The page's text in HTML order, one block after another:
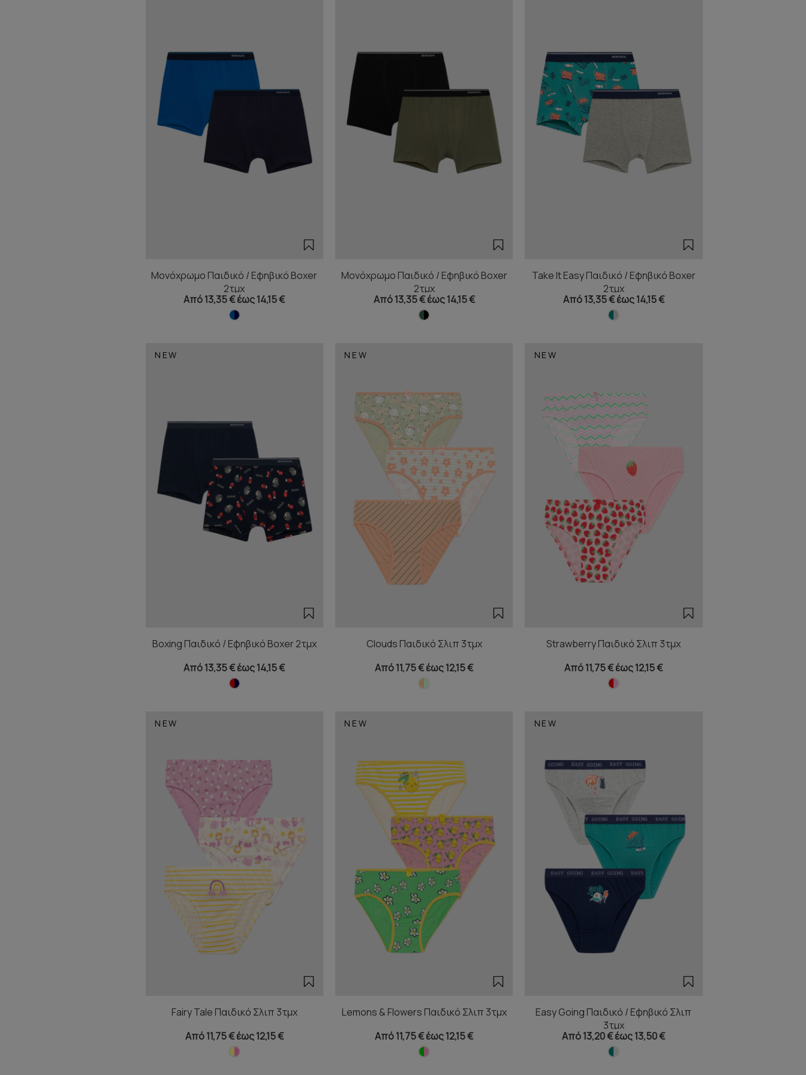
Μονόχρωμο Παιδικό / Εφηβικό Boxer
2τμχ
Από 13,35 € έως 14,15 €
Μονόχρωμο Παιδικό / Εφηβικό Boxer
2τμχ
Από 13,35 € έως 14,15 €
Take It Easy Παιδικό / Εφηβικό Boxer
2τμχ
Από 13,35 € έως 14,15 €
NEW
Boxing Παιδικό / Εφηβικό Boxer 2τμχ
Από 13,35 € έως 14,15 €
NEW
Clouds Παιδικό Σλιπ 3τμχ
Από 11,75 € έως 12,15 €
NEW
Strawberry Παιδικό Σλιπ 3τμχ
Από 11,75 € έως 12,15 €
NEW
Fairy Tale Παιδικό Σλιπ 3τμχ
Από 11,75 € έως 12,15 €
NEW
Lemons & Flowers Παιδικό Σλιπ 3τμχ
Από 11,75 € έως 12,15 €
NEW
Easy Going Παιδικό / Εφηβικό Σλιπ
3τμχ
Από 13,20 € έως 13,50 €